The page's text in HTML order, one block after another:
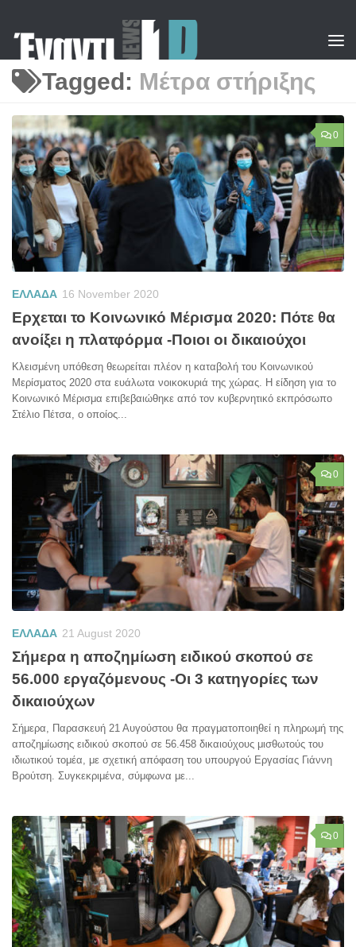
Tagged: Μέτρα στήριξης
0
ΕΛΛΑΔΑ 16 November 2020
Ερχεται το Κοινωνικό Μέρισμα 2020: Πότε θα
ανοίξει η πλατφόρμα -Ποιοι οι δικαιούχοι
Κλεισμένη υπόθεση θεωρείται πλέον η καταβολή του Κοινωνικού
Μερίσματος 2020 στα ευάλωτα νοικοκυριά της χώρας. Η είδηση για το
Κοινωνικό Μέρισμα επιβεβαιώθηκε από τον κυβερνητικό εκπρόσωπο
Στέλιο Πέτσα, ο οποίος...
0
ΕΛΛΑΔΑ 21 August 2020
Σήμερα η αποζημίωση ειδικού σκοπού σε
56.000 εργαζόμενους -Οι 3 κατηγορίες των
δικαιούχων
Σήμερα, Παρασκευή 21 Αυγούστου θα πραγματοποιηθεί η πληρωμή της
αποζημίωσης ειδικού σκοπού σε 56.458 δικαιούχους μισθωτούς του
ιδιωτικού τομέα, με σχετική απόφαση του υπουργού Εργασίας Γιάννη
Βρούτση. Συγκεκριμένα, σύμφωνα με...
0